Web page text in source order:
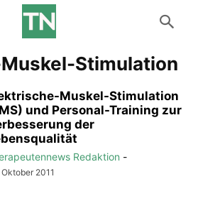
Stimulation
Muskel-Stimulation
und Personal-Training zur
der
Redaktion -
2011